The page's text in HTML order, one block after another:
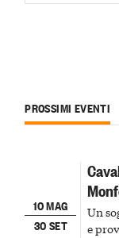
PROSSIMI EVENTI
10 MAG
30 SET
Un
e